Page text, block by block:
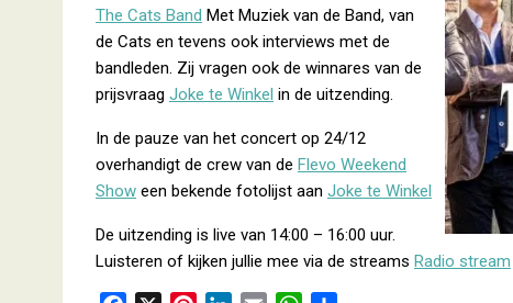
The Cats Band Met Muziek van de Band, van
de Cats en tevens ook interviews met de
bandleden. Zij vragen ook de winnares van de
prijsvraag Joke te Winkel in de uitzending.
In de pauze van het concert op 24/12
overhandigt de crew van de Flevo Weekend
Show een bekende fotolijst aan Joke te Winkel
De uitzending is live van 14:00 – 16:00 uur.
Luisteren of kijken jullie mee via de streams Radio stream